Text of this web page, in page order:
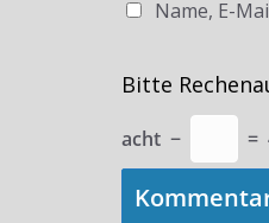
Name, E-
Bitte
acht − =